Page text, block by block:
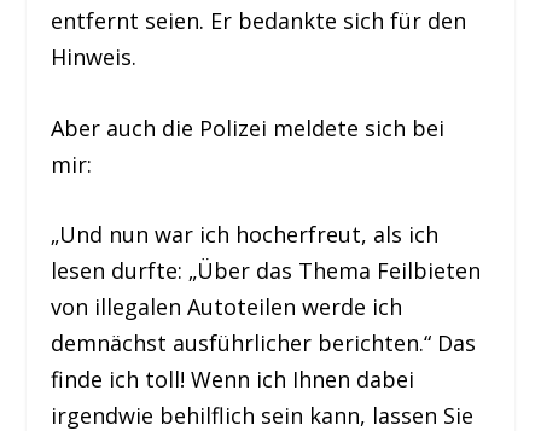
entfernt seien. Er bedankte sich für den
Hinweis.
Aber auch die Polizei meldete sich bei
mir:
„Und nun war ich hocherfreut, als ich
lesen durfte: „Über das Thema Feilbieten
von illegalen Autoteilen werde ich
demnächst ausführlicher berichten.“ Das
finde ich toll! Wenn ich Ihnen dabei
irgendwie behilflich sein kann, lassen Sie